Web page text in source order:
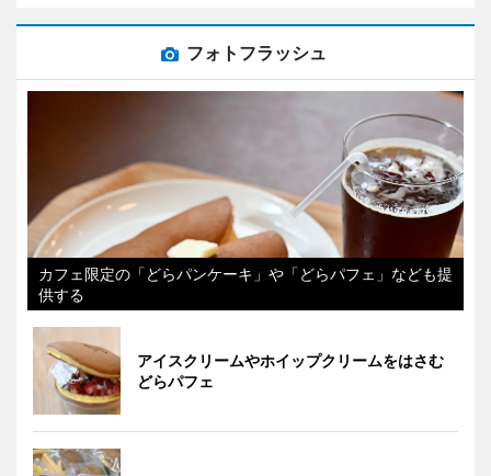
フォトフラッシュ
カフェ限定の「どらパンケーキ」や「どらパフェ」なども提
供する
アイスクリームやホイップクリームをはさむ
どらパフェ